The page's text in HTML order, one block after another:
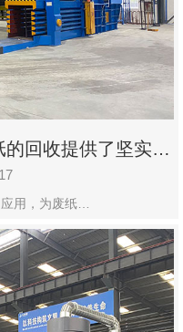
回收提供了坚实的
用，为废纸…